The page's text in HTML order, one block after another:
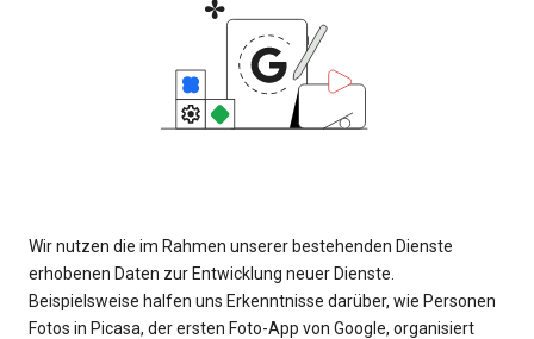
Wir nutzen die im Rahmen unserer bestehenden Dienste
erhobenen Daten zur Entwicklung neuer Dienste.
Beispielsweise halfen uns Erkenntnisse darüber, wie Personen
Fotos in Picasa, der ersten Foto-App von Google, organisiert